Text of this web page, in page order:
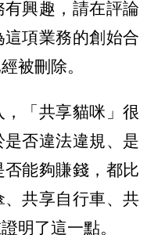
有興趣，請在評論
項業務的創始合
被刪除。
「共享貓咪」很
否違法違規、是
能夠賺錢，都比
共享自行車、共
明了這一點。